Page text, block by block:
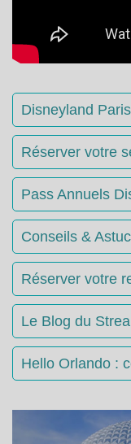
Disneyland
Réserver votre
Pass Annuels
Conseils &
Réserver votre
Le Blog du
Hello Orlando :